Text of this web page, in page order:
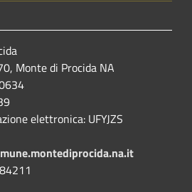
Monte di Procida NA
elettronica: UFYJZS